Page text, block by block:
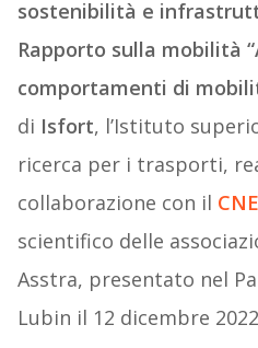
sostenibilità e
Rapporto sulla mobilità
comportamenti di
di Isfort, l’Istituto
ricerca per i trasporti,
collaborazione con il
scientifico delle
Asstra, presentato nel
Lubin il 12 dicembre